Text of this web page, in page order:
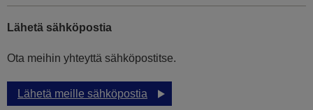
Lähetä sähköpostia
Ota meihin yhteyttä sähköpostitse.
Lähetä meille sähköpostia